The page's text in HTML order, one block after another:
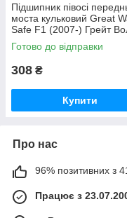
Підшипник півосі
моста кульковий Great
Safe F1 (2007-) Грейт
Сейф Ф1
Готово до відправки
308 ₴
Купити
Про нас
96% позитивних з
Працює з